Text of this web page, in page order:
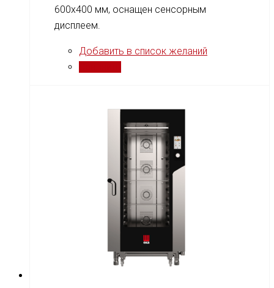
600x400 мм, оснащен сенсорным
дисплеем.
Добавить в список желаний